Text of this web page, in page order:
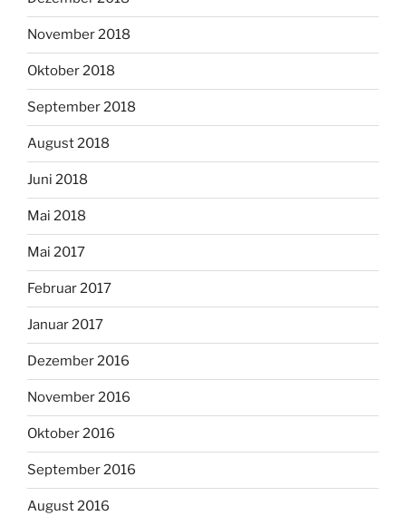
November 2018
Oktober 2018
September 2018
August 2018
Juni 2018
Mai 2018
Mai 2017
Februar 2017
Januar 2017
Dezember 2016
November 2016
Oktober 2016
September 2016
August 2016